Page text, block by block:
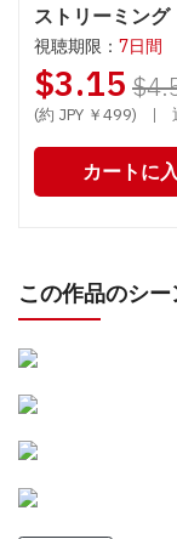
ストリーミング
視聴期限： 7日間
$3.15
(約 JPY ￥499) |
カートに
この作品のシー